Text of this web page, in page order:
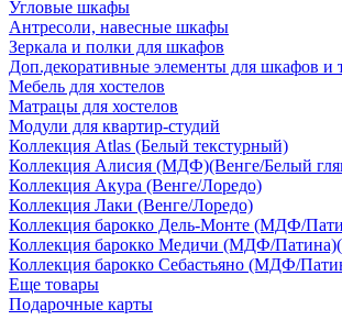
Угловые шкафы
Антресоли, навесные шкафы
Зеркала и полки для шкафов
Доп.декоративные элементы для шкафов и
Мебель для хостелов
Матрацы для хостелов
Модули для квартир-студий
Коллекция Atlas (Белый текстурный)
Коллекция Алисия (МДФ)(Венге/Белый
Коллекция Акура (Венге/Лоредо)
Коллекция Лаки (Венге/Лоредо)
Коллекция барокко Дель-Монте (МДФ/
Коллекция барокко Медичи (МДФ/
Коллекция барокко Себастьяно (МДФ/
Еще товары
Подарочные карты